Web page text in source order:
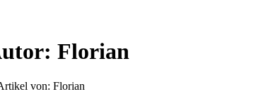
Florian
von: Florian